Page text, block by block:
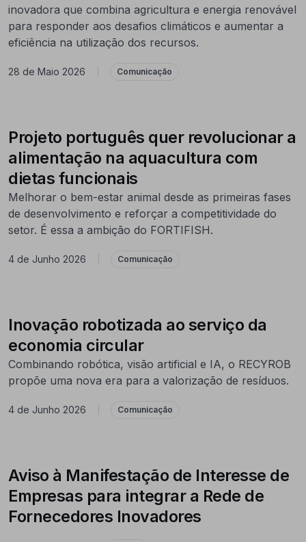
inovadora que combina agricultura e energia renovável
para responder aos desafios climáticos e aumentar a
eficiência na utilização dos recursos.
28 de Maio 2026 Comunicação
Projeto português quer revolucionar a
alimentação na aquacultura com
dietas funcionais
Melhorar o bem-estar animal desde as primeiras fases
de desenvolvimento e reforçar a competitividade do
setor. É essa a ambição do FORTIFISH.
4 de Junho 2026 Comunicação
Inovação robotizada ao serviço da
economia circular
Combinando robótica, visão artificial e IA, o RECYROB
propõe uma nova era para a valorização de resíduos.
4 de Junho 2026 Comunicação
Aviso à Manifestação de Interesse de
Empresas para integrar a Rede de
Fornecedores Inovadores